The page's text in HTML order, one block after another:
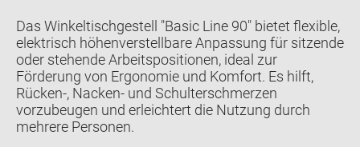
Das Winkeltischgestell "Basic Line 90" bietet flexible,
elektrisch höhenverstellbare Anpassung für sitzende
oder stehende Arbeitspositionen, ideal zur
Förderung von Ergonomie und Komfort. Es hilft,
Rücken-, Nacken- und Schulterschmerzen
vorzubeugen und erleichtert die Nutzung durch
mehrere Personen.